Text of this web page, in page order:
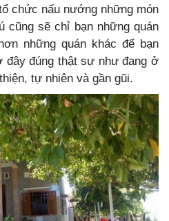
chức nấu nướng những món
cũng sẽ chỉ bạn những quán
những quán khác để bạn
đúng thật sự như đang ở
tự nhiên và gần gũi.